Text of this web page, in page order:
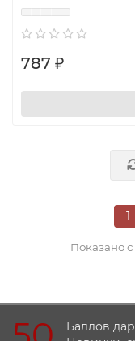
787 ₽
1
Показано с
Баллов